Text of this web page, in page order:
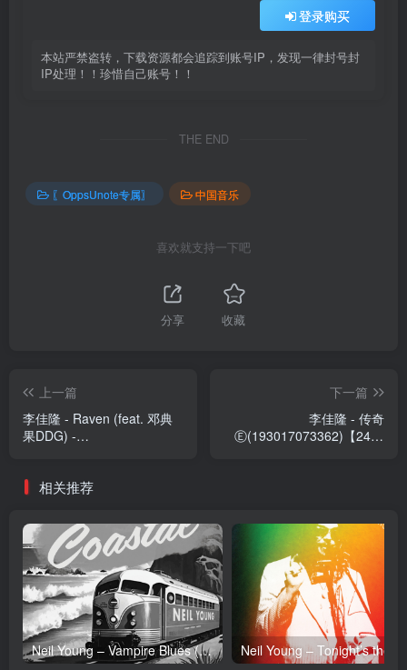
登录购买
本站严禁盗转，下载资源都会追踪到账号IP，发现一律封号封
IP处理！！珍惜自己账号！！
THE END
〖OppsUnote专属〗 中国音乐
喜欢就支持一下吧
分享 收藏
上一篇
李佳隆 - Raven (feat. 邓典
果DDG) -
下一篇
李佳隆 - 传奇
Ⓔ(193017073362)【24bit
相关推荐
Neil Young – Vampire Blues (Live) – Single(054391239303)【24bit／96.0kHz】土耳其区